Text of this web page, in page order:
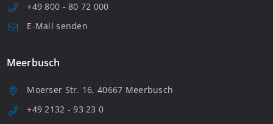
+49 800 - 80 72 000
E-Mail senden
Meerbusch
Moerser Str. 16, 40667 Meerbusch
+49 2132 - 93 23 0